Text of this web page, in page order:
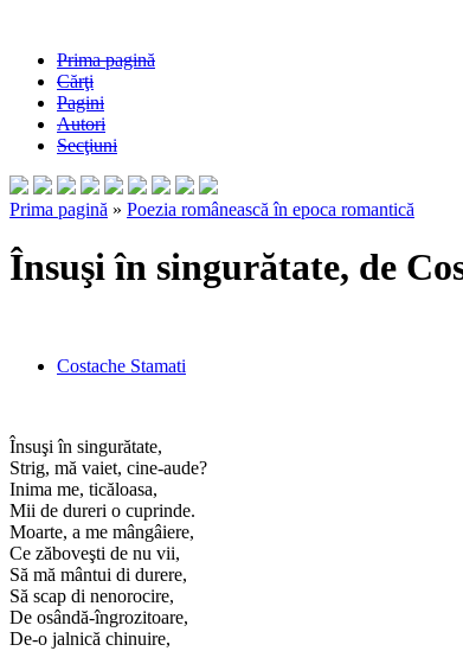
Prima pagină
Cărţi
Pagini
Autori
Secţiuni
Prima pagină » Poezia românească în epoca romantică
Însuşi în singurătate, de
Costache Stamati
Însuşi în singurătate,
Strig, mă vaiet, cine-aude?
Inima me, ticăloasa,
Mii de dureri o cuprinde.
Moarte, a me mângâiere,
Ce zăboveşti de nu vii,
Să mă mântui di durere,
Să scap di nenorocire,
De osândă-îngrozitoare,
De-o jalnică chinuire,